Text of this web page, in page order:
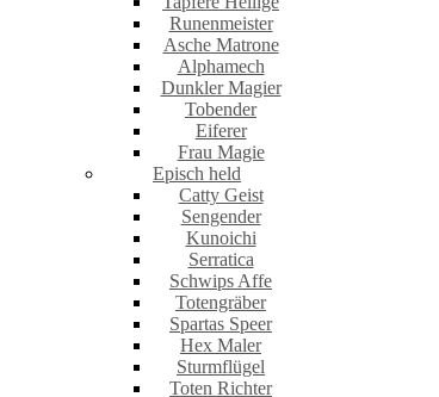
Runenmeister
Asche Matrone
Alphamech
Dunkler Magier
Tobender
Eiferer
Frau Magie
Episch held
Catty Geist
Sengender
Kunoichi
Serratica
Schwips Affe
Totengräber
Spartas Speer
Hex Maler
Sturmflügel
Toten Richter